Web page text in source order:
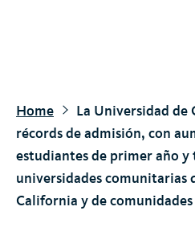
Home
La Universidad
récords de admisión, con
estudiantes de primer año y
universidades comunitarias
California y de